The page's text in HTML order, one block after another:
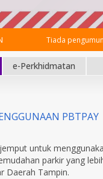
Tiada
e-Perkhidmatan
PBTPAY
untuk
parkir yang
Daerah Tampin.